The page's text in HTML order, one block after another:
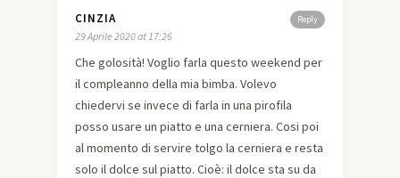
Reply
CINZIA
29 Aprile 2020 at 17:26
Che golosità! Voglio farla questo weekend per
il compleanno della mia bimba. Volevo
chiedervi se invece di farla in una pirofila
posso usare un piatto e una cerniera. Cosi poi
al momento di servire tolgo la cerniera e resta
solo il dolce sul piatto. Cioè: il dolce sta su da